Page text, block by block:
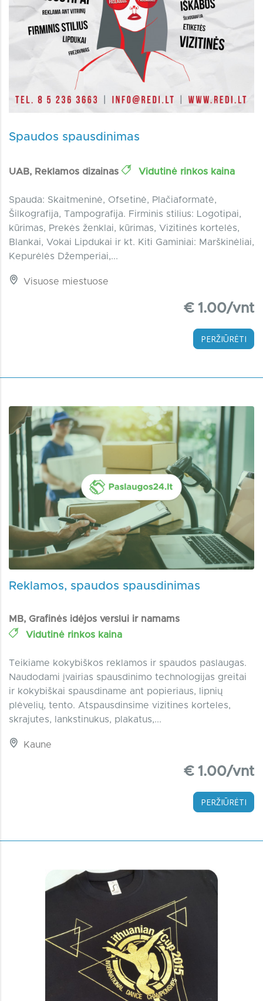
Spaudos spausdinimas
UAB, Reklamos dizainas Vidutinė rinkos kaina
Spauda: Skaitmeninė, Ofsetinė, Plačiaformatė,
Šilkografija, Tampografija. Firminis stilius: Logotipai,
kūrimas, Prekės ženklai, kūrimas, Vizitinės kortelės,
Blankai, Vokai Lipdukai ir kt. Kiti Gaminiai: Marškinėliai,
Kepurėlės Džemperiai,...
Visuose miestuose
€ 1.00/vnt
PERŽIŪRĖTI
Reklamos, spaudos spausdinimas
MB, Grafinės idėjos verslui ir namams
Vidutinė rinkos kaina
Teikiame kokybiškos reklamos ir spaudos paslaugas.
Naudodami įvairias spausdinimo technologijas greitai
ir kokybiškai spausdiname ant popieriaus, lipnių
plėvelių, tento. Atspausdinsime vizitines korteles,
skrajutes, lankstinukus, plakatus,...
Kaune
€ 1.00/vnt
PERŽIŪRĖTI